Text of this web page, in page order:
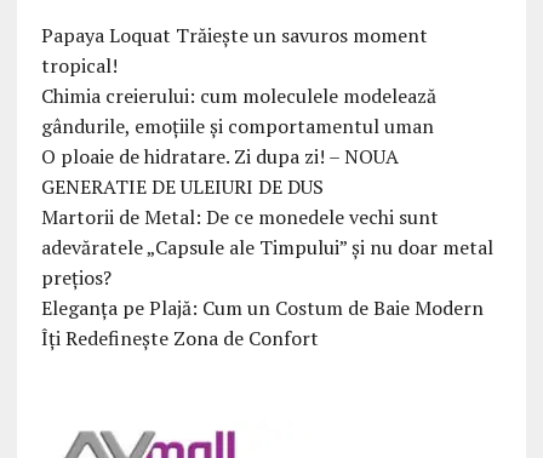
Papaya Loquat Trăiește un savuros moment
tropical!
Chimia creierului: cum moleculele modelează
gândurile, emoțiile și comportamentul uman
O ploaie de hidratare. Zi dupa zi! – NOUA
GENERATIE DE ULEIURI DE DUS
Martorii de Metal: De ce monedele vechi sunt
adevăratele „Capsule ale Timpului” și nu doar metal
prețios?
Eleganța pe Plajă: Cum un Costum de Baie Modern
Îți Redefinește Zona de Confort